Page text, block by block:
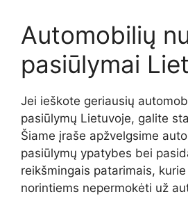
Automobilių
pasiūlymai
Jei ieškote geriausių
pasiūlymų Lietuvoje, galite
Šiame įraše apžvelgsime
pasiūlymų ypatybes bei
reikšmingais patarimais,
norintiems nepermokėti už